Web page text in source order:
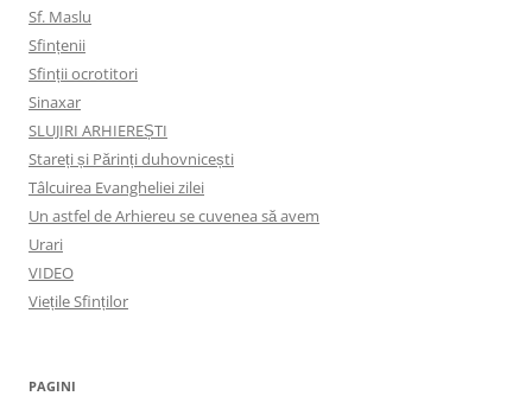
Sf. Maslu
Sfințenii
Sfinții ocrotitori
Sinaxar
SLUJIRI ARHIEREȘTI
Stareți și Părinți duhovnicești
Tâlcuirea Evangheliei zilei
Un astfel de Arhiereu se cuvenea să avem
Urari
VIDEO
Viețile Sfinților
PAGINI